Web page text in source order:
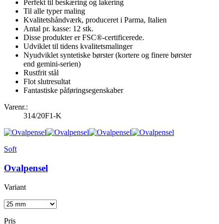
Perfekt til beskæring og lakering
Til alle typer maling
Kvalitetshåndværk, produceret i Parma, Italien
Antal pr. kasse: 12 stk.
Disse produkter er FSC®-certificerede.
Udviklet til tidens kvalitetsmalinger
Nyudviklet syntetiske børster (kortere og finere børster
end gemini-serien)
Rustfrit stål
Flot slutresultat
Fantastiske påføringsegenskaber
Varenr.:
314/20F1-K
Soft
Ovalpensel
Variant
Pris